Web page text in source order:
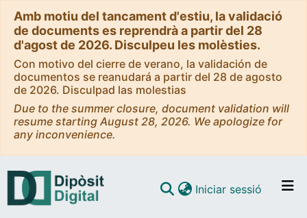
Amb motiu del tancament d'estiu, la validació
de documents es reprendrà a partir del 28
d'agost de 2026. Disculpeu les molèsties.
Con motivo del cierre de verano, la validación de
documentos se reanudará a partir del 28 de agosto
de 2026. Disculpad las molestias
Due to the summer closure, document validation will
resume starting August 28, 2026. We apologize for
any inconvenience.
Iniciar sessió (current)